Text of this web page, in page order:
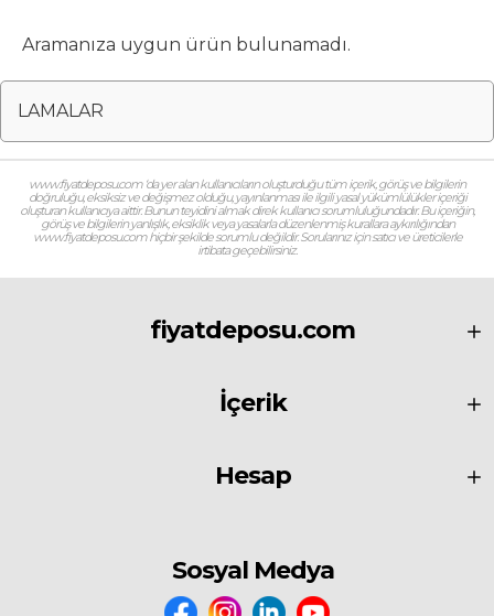
Aramanıza uygun ürün bulunamadı.
LAMALAR
www.fiyatdeposu.com ‘da yer alan kullanıcıların oluşturduğu tüm içerik, görüş ve bilgilerin
doğruluğu, eksiksiz ve değişmez olduğu, yayınlanması ile ilgili yasal yükümlülükler içeriği
oluşturan kullanıcıya aittir. Bunun teyidini almak direk kullanıcı sorumluluğundadır. Bu içeriğin,
görüş ve bilgilerin yanlışlık, eksiklik veya yasalarla düzenlenmiş kurallara aykırılığından
www.fiyatdeposu.com hiçbir şekilde sorumlu değildir. Sorularınız için satıcı ve üreticilerle
irtibata geçebilirsiniz.
fiyatdeposu.com
İçerik
Hesap
Sosyal Medya